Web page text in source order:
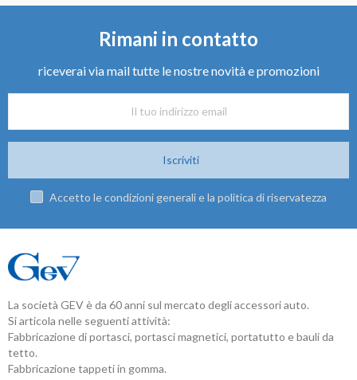
Rimani in contatto
riceverai via mail tutte le nostre novità e promozioni
Iscriviti
Accetto le condizioni generali e la politica di riservatezza
La società GEV è da 60 anni sul mercato degli accessori auto.
Si articola nelle seguenti attività:
Fabbricazione di portasci, portasci magnetici, portatutto e bauli da
tetto.
Fabbricazione tappeti in gomma.